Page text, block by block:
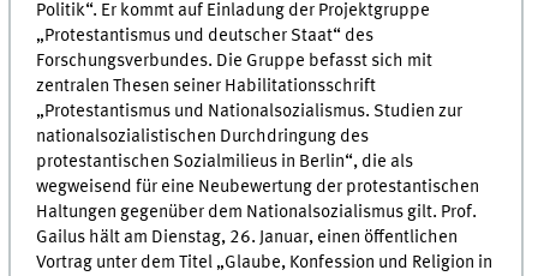
Politik“. Er kommt auf Einladung der Projektgruppe
„Protestantismus und deutscher Staat“ des
Forschungsverbundes. Die Gruppe befasst sich mit
zentralen Thesen seiner Habilitationsschrift
„Protestantismus und Nationalsozialismus. Studien zur
nationalsozialistischen Durchdringung des
protestantischen Sozialmilieus in Berlin“, die als
wegweisend für eine Neubewertung der protestantischen
Haltungen gegenüber dem Nationalsozialismus gilt. Prof.
Gailus hält am Dienstag, 26. Januar, einen öffentlichen
Vortrag unter dem Titel „Glaube, Konfession und Religion in